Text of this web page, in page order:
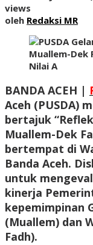
views
oleh Redaksi MR
BANDA ACEH |
Aceh (PUSDA)
bertajuk
Muallem-Dek
bertempat di
Banda Aceh.
untuk
kinerja
kepemimpinan
(Muallem) dan
Fadh).